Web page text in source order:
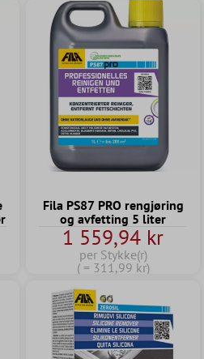
Fila PS87 PRO rengjøring
og avfetting 5 liter
1 559,94 kr
per Stykke(r)
( = 311,99 kr)